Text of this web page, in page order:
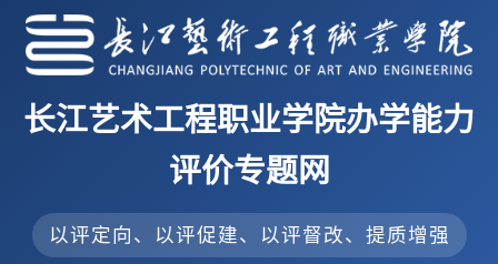
长江艺术工程职业学院办学能力
评价专题网
以评定向、以评促建、以评督改、提质增强